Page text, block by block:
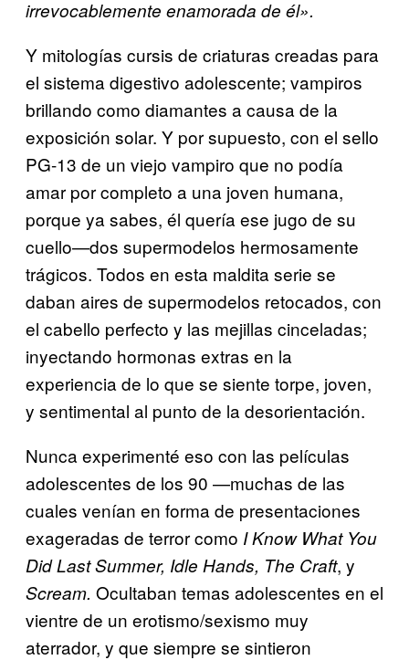
irrevocablemente enamorada de él».
Y mitologías cursis de criaturas creadas para
el sistema digestivo adolescente; vampiros
brillando como diamantes a causa de la
exposición solar. Y por supuesto, con el sello
PG-13 de un viejo vampiro que no podía
amar por completo a una joven humana,
porque ya sabes, él quería ese jugo de su
cuello—dos supermodelos hermosamente
trágicos. Todos en esta maldita serie se
daban aires de supermodelos retocados, con
el cabello perfecto y las mejillas cinceladas;
inyectando hormonas extras en la
experiencia de lo que se siente torpe, joven,
y sentimental al punto de la desorientación.
Nunca experimenté eso con las películas
adolescentes de los 90 —muchas de las
cuales venían en forma de presentaciones
exageradas de terror como I Know What You
Did Last Summer, Idle Hands, The Craft, y
Scream. Ocultaban temas adolescentes en el
vientre de un erotismo/sexismo muy
aterrador, y que siempre se sintieron